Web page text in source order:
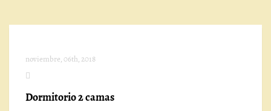
noviembre, 06th, 2018
Dormitorio 2 camas